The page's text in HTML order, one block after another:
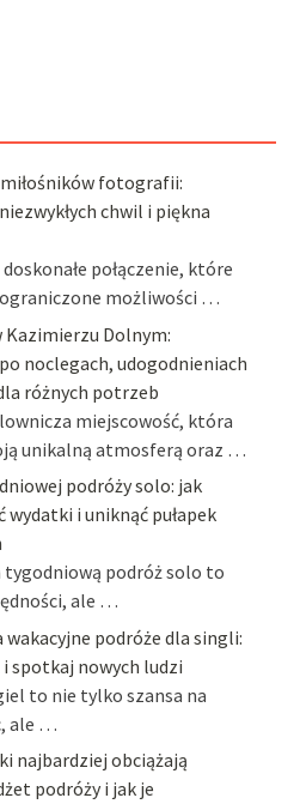
fotografii:
chwil i piękna
połączenie, które
możliwości …
Kazimierzu Dolnym:
noclegach, udogodnieniach
różnych potrzeb
miejscowość, która
unikalną atmosferą oraz …
podróży solo: jak
wydatki i uniknąć pułapek
tygodniową podróż solo to
ale …
wakacyjne podróże dla singli:
spotkaj nowych ludzi
to nie tylko szansa na
ale …
najbardziej obciążają
podróży i jak je